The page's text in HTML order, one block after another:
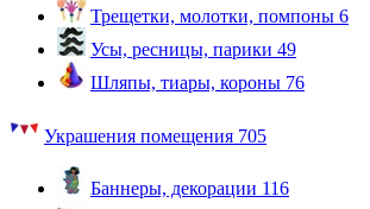
Трещетки, молотки, помпоны 6
Усы, ресницы, парики 49
Шляпы, тиары, короны 76
Украшения помещения 705
Баннеры, декорации 116